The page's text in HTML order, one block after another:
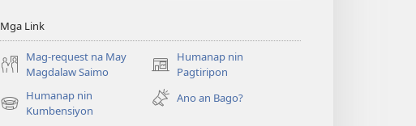
Mga Link
Mag-request na May
Magdalaw Saimo
Humanap nin
Pagtiripon
(opens
new
window)
Humanap nin
Kumbensiyon
(opens
Ano an Bago?